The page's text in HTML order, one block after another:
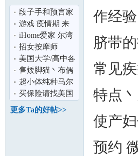
段子手和预言家
游戏 疫情期 来
吃鸡啦
iHome爱家 尔湾
高级别墅出租
招女按摩师
美国大学/高中各
类数学课程辅导
(以及SAT/AP
售矮脚猫丶布偶
丶加菲丶柯基丶
韩系博美丶等
超小体纯种马尔
济斯 现货 可上门
1100
买保险请找美国
老牌大公司——
State Farm!
更多Ta的好帖>>
作经
脐带
常见
特点
使产
预约